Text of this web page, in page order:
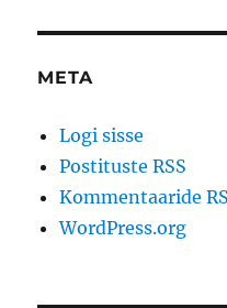
META
Logi sisse
Postituste RSS
Kommentaaride
WordPress.org